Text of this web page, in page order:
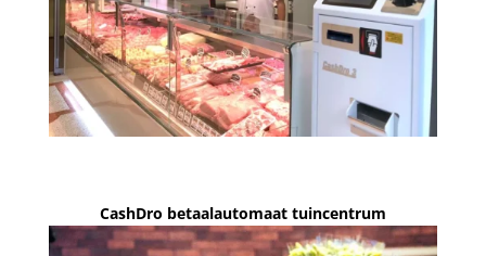
CashDro betaalautomaat tuincentrum